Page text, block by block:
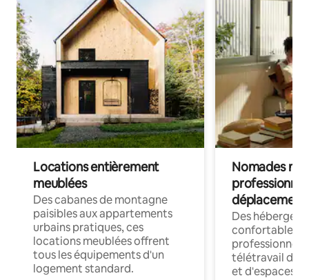
Locations entièrement
meublées
Des cabanes de montagne
paisibles aux appartements
urbains pratiques, ces
locations meublées offrent
tous les équipements d'un
logement standard.
Nomades
déplacement
Des
confortables
professionnels
télétravail
et d'espaces